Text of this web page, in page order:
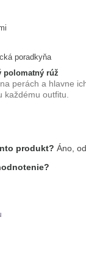
poradkyňa
polomatný rúž
perách a hlavne
outfitu.
kozmetiky, ktoré
produkt? Áno,